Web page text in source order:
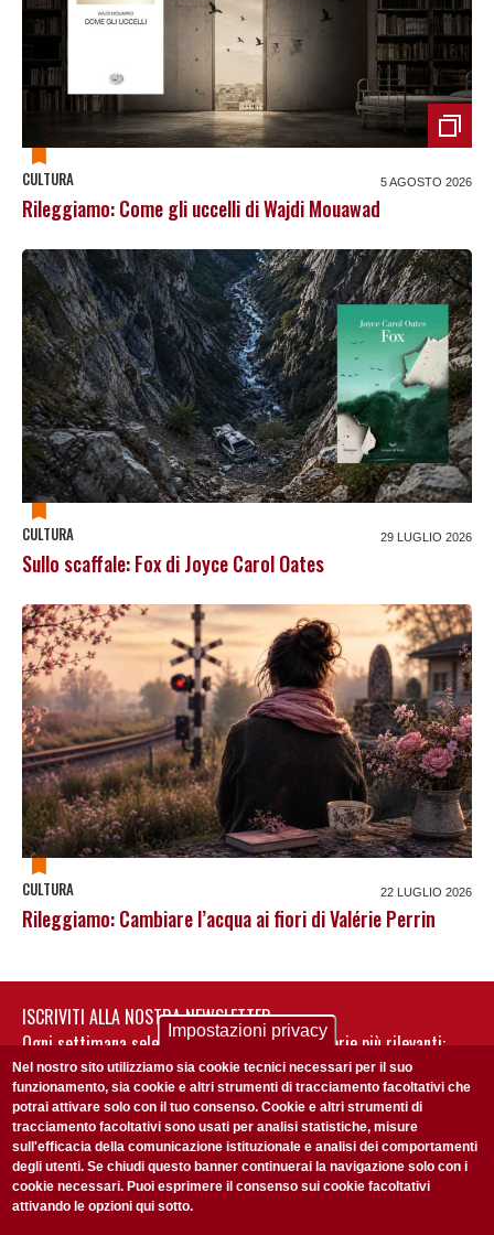
CULTURA 5 AGOSTO 2026
Rileggiamo: Come gli uccelli di Wajdi Mouawad
CULTURA 29 LUGLIO 2026
Sullo scaffale: Fox di Joyce Carol Oates
CULTURA 22 LUGLIO 2026
Rileggiamo: Cambiare l’acqua ai fiori di Valérie Perrin
ISCRIVITI ALLA NOSTRA NEWSLETTER
Ogni settimana selezioniamo per te nostre storie più rilevanti:
non perderti gli aggiornamenti della nostra newsletter
Accetto laPrivacy Policy
Impostazioni privacy
Nel nostro sito utilizziamo sia cookie tecnici necessari per il suo
funzionamento, sia cookie e altri strumenti di tracciamento facoltativi che
potrai attivare solo con il tuo consenso. Cookie e altri strumenti di
tracciamento facoltativi sono usati per analisi statistiche, misure
sull'efficacia della comunicazione istituzionale e analisi dei comportamenti
degli utenti. Se chiudi questo banner continuerai la navigazione solo con i
cookie necessari. Puoi esprimere il consenso sui cookie facoltativi
attivando le opzioni qui sotto.